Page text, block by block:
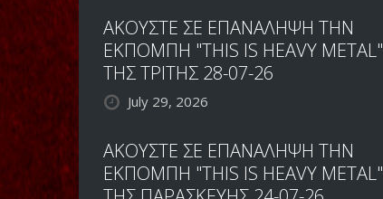
ΑΚΟΥΣΤΕ ΣΕ ΕΠΑΝΑΛΗΨΗ ΤΗΝ
ΕΚΠΟΜΠΗ "THIS IS HEAVY METAL"
ΤΗΣ ΤΡΙΤΗΣ 28-07-26
July 29, 2026
ΑΚΟΥΣΤΕ ΣΕ ΕΠΑΝΑΛΗΨΗ ΤΗΝ
ΕΚΠΟΜΠΗ "THIS IS HEAVY METAL"